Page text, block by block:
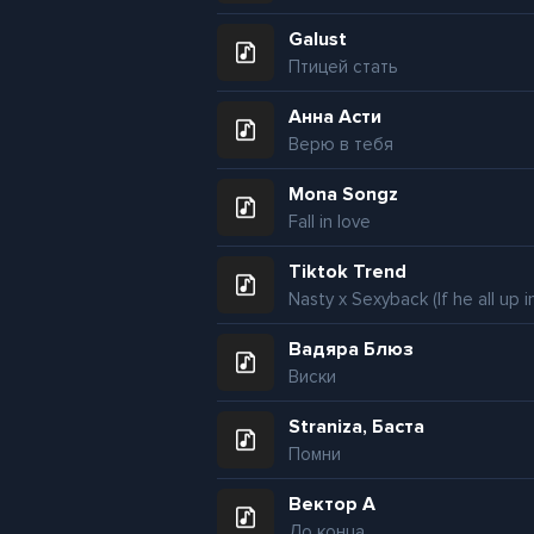
Galust
Птицей стать
Анна Асти
Верю в тебя
Mona Songz
Fall in love
Tiktok Trend
Вадяра Блюз
Виски
Straniza, Баста
Помни
Вектор А